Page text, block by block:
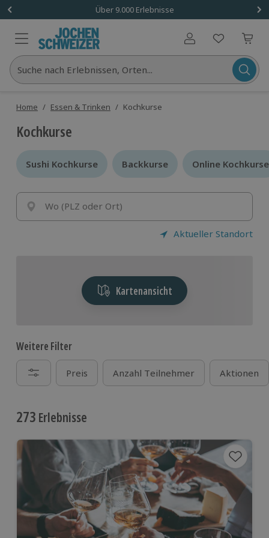
Über 9.000 Erlebnisse
Benutzerkonto
Suche nach Erlebnissen, Orten...
Home / Essen & Trinken / Kochkurse
Kochkurse
Sushi Kochkurse
Sushi Kochkurse Backkurse
Backkurse Online Kochkurse
Online Kochkurse
Wo (PLZ oder Ort)
Aktueller Standort
Kartenansicht
Weitere Filter
Preis Anzahl Teilnehmer Aktionen
273 Erlebnisse